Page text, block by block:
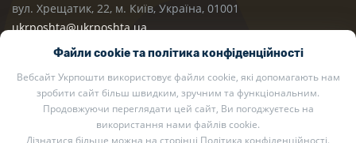
Файли cookie та політика конфіденційності
Вебсайт Укрпошти використовує файли cookie, які допомагають нам
зробити сайт більш швидким, зручним та функціональним.
Продовжуючи переглядати цей сайт, Ви погоджуєтесь на
використання нами файлів cookie.
Дізнатися більше можна на сторінці Політика конфіденційності.
вул. Хрещатик, 22, м. Київ, Україна, 01001
ukrposhta@ukrposhta.ua